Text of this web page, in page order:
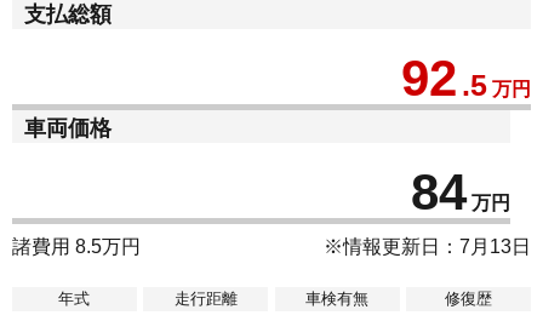
支払総額
92 .5 万円
車両価格
84 万円
諸費用 8.5万円 ※情報更新日：7月13日
年式 走行距離
車検有無
修復歴